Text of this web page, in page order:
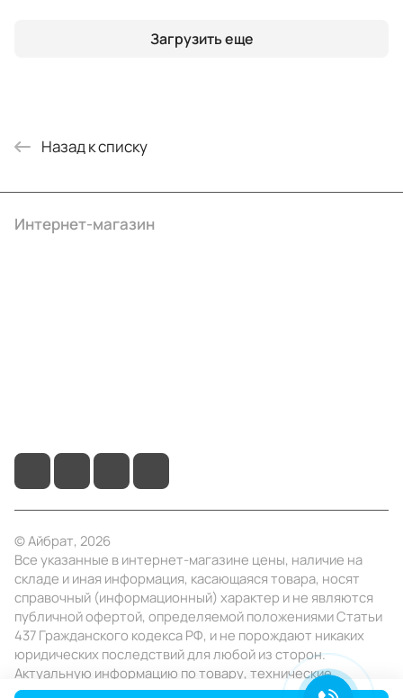
Загрузить еще
Назад к списку
Интернет-магазин
© Айбрат, 2026
Все указанные в интернет-магазине цены, наличие на
складе и иная информация, касающаяся товара, носят
справочный (информационный) характер и не являются
публичной офертой, определяемой положениями Статьи
437 Гражданского кодекса РФ, и не порождают никаких
юридических последствий для любой из сторон.
Актуальную информацию по товару, технические
характеристики уточняйте в отделе продаж в день